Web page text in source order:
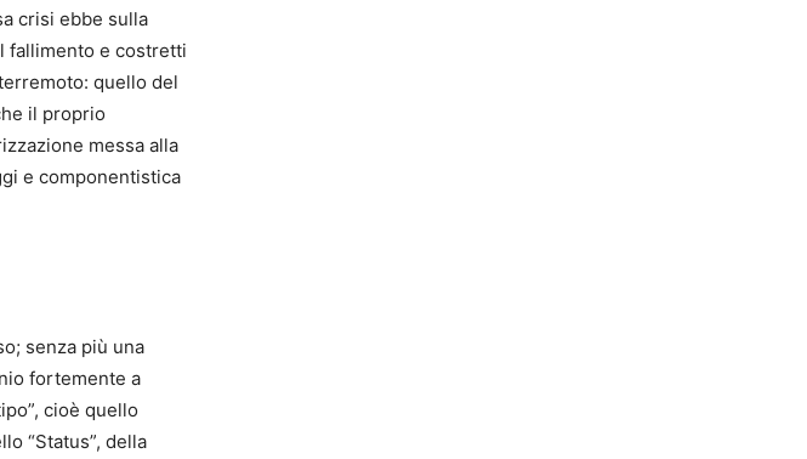
crisi ebbe sulla
fallimento e costretti
quello del
il proprio
messa alla
e componentistica
senza più una
fortemente a
cioè quello
“Status”, della